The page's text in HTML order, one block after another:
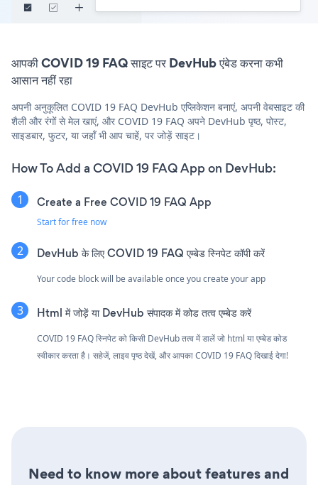
आपकी COVID 19 FAQ साइट पर DevHub एंबेड करना कभी
आसान नहीं रहा
अपनी अनुकूलित COVID 19 FAQ DevHub एप्लिकेशन बनाएं, अपनी वेबसाइट की
शैली और रंगों से मेल खाएं, और COVID 19 FAQ अपने DevHub पृष्ठ, पोस्ट,
साइडबार, फुटर, या जहाँ भी आप चाहें, पर जोड़ें साइट।
How To Add a COVID 19 FAQ App on DevHub:
Create a Free COVID 19 FAQ App
Start for free now
DevHub के लिए COVID 19 FAQ एम्बेड स्निपेट कॉपी करें
Your code block will be available once you create your app
Html में जोड़ें या DevHub संपादक में कोड तत्व एम्बेड करें
COVID 19 FAQ स्निपेट को किसी DevHub तत्व में डालें जो html या एम्बेड कोड
स्वीकार करता है। सहेजें, लाइव पृष्ठ देखें, और आपका COVID 19 FAQ दिखाई देगा!
Need to know more about features and